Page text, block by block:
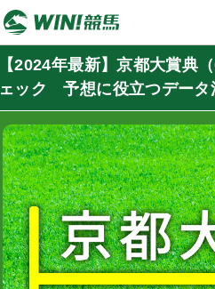
【2024年最新】京都大賞
ェック 予想に役立つデータ